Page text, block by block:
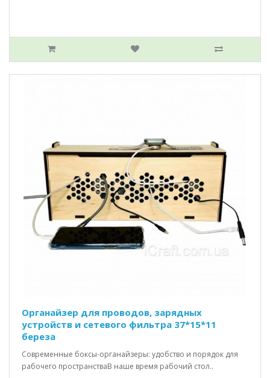
Органайзер для проводов, зарядных
устройств и сетевого фильтра 37*15*11
береза
Современные боксы-органайзеры: удобство и порядок для
рабочего пространстваВ наше время рабочий стол..